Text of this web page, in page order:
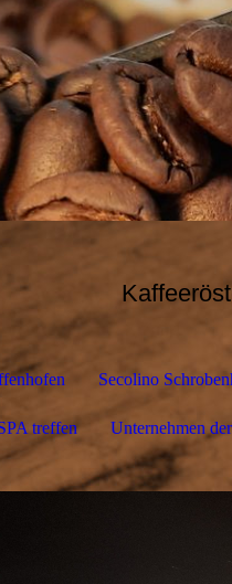
Secolino
treffen Unternehmen